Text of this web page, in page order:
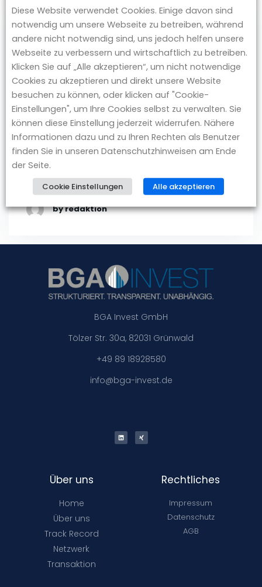
Dezember 22, 2017
BGA vermittelt Neubau-
Häuser der Bayerischen
Hausbau
Eine Privatperson aus Franken kauft von der
Bayerischen Hausbau drei Neubau-Häuser
mit geförderten Wohnungen. Die BGA Invest
GmbH vermittelte und beriet den Käufer beim
Ankauf. Eine Besonderheit stellen die EOF- und
München Modell-Förderungen dar. Die Häuser
werden 2019 fertiggestellt.
by redaktion
BGA Invest GmbH
Tölzer Str. 30a, 82031 Grünwald
+49 89 18928580
info@bga-invest.de
Über uns
Home
Über uns
Track Record
Netzwerk
Transaktion
Rechtliches
Impressum
Datenschutz
AGB
Diese Website verwendet Cookies. Einige davon sind
notwendig um unsere Webseite zu betreiben, während
andere nicht notwendig sind, uns jedoch helfen unsere
Webseite zu verbessern und wirtschaftlich zu betreiben.
Klicken Sie auf „Alle akzeptieren“, um nicht notwendige
Cookies zu akzeptieren und direkt unsere Website
besuchen zu können, oder klicken auf "Cookie-
Einstellungen", um Ihre Cookies selbst zu verwalten. Sie
können diese Einstellung jederzeit widerrufen. Nähere
Informationen dazu und zu Ihren Rechten als Benutzer
finden Sie in unseren Datenschutzhinweisen am Ende
der Seite.
Cookie Einstellungen Alle akzeptieren